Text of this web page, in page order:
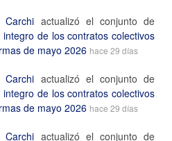
Carchi actualizó el conjunto de
integro de los contratos colectivos
de mayo 2026 hace 29 días
Carchi actualizó el conjunto de
integro de los contratos colectivos
de mayo 2026 hace 29 días
Carchi actualizó el conjunto de